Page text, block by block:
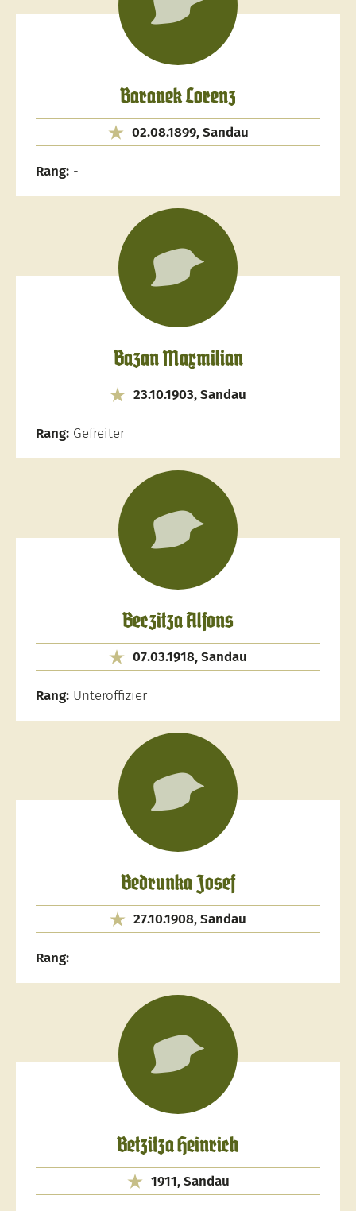
Baranek Lorenz
02.08.1899, Sandau
Rang: -
Bazan Maxmilian
23.10.1903, Sandau
Rang: Gefreiter
Beczitza Alfons
07.03.1918, Sandau
Rang: Unteroffizier
Bedrunka Josef
27.10.1908, Sandau
Rang: -
Betzitza Heinrich
1911, Sandau